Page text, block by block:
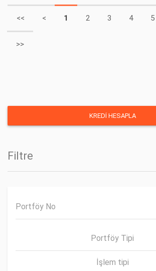
<< < 1 2 3 4 5
>>
Filtre
Portföy Tipi
İşlem tipi